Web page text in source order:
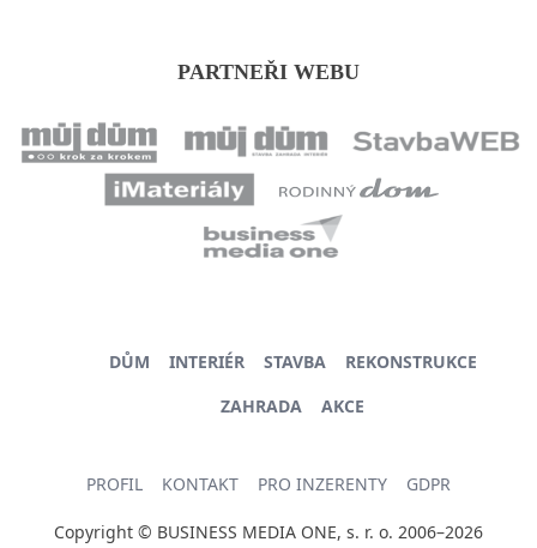
PARTNEŘI WEBU
DŮM INTERIÉR STAVBA
REKONSTRUKCE
ZAHRADA
AKCE
PROFIL KONTAKT PRO INZERENTY GDPR
Copyright © BUSINESS MEDIA ONE, s. r. o. 2006–2026